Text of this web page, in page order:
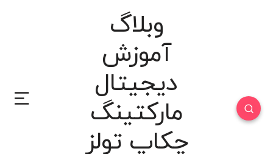
وبلاگ
آموزش
دیجیتال
مارکتینگ
چکاپ تولز